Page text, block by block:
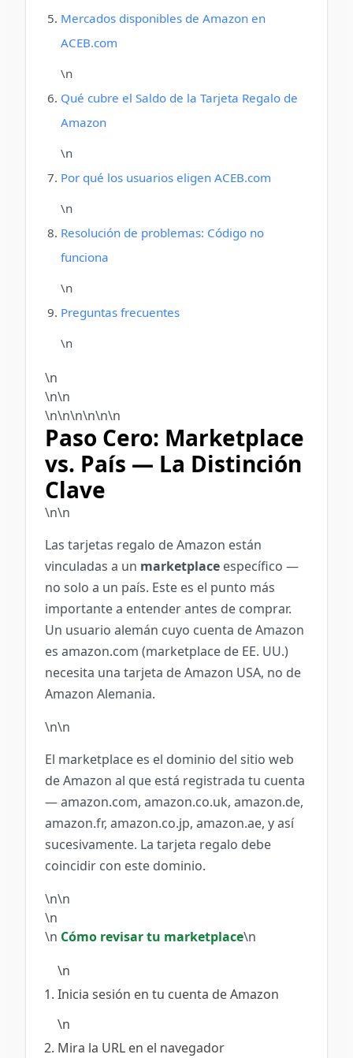
Mercados disponibles de Amazon en
ACEB.com
\n
Qué cubre el Saldo de la Tarjeta Regalo de
Amazon
\n
Por qué los usuarios eligen ACEB.com
\n
Resolución de problemas: Código no
funciona
\n
Preguntas frecuentes
\n
\n
\n\n
\n\n\n\n\n\n
Paso Cero: Marketplace
vs. País — La Distinción
Clave
\n\n
Las tarjetas regalo de Amazon están
vinculadas a un marketplace específico —
no solo a un país. Este es el punto más
importante a entender antes de comprar.
Un usuario alemán cuyo cuenta de Amazon
es amazon.com (marketplace de EE. UU.)
necesita una tarjeta de Amazon USA, no de
Amazon Alemania.
\n\n
El marketplace es el dominio del sitio web
de Amazon al que está registrada tu cuenta
— amazon.com, amazon.co.uk, amazon.de,
amazon.fr, amazon.co.jp, amazon.ae, y así
sucesivamente. La tarjeta regalo debe
coincidir con este dominio.
\n\n
\n
\n Cómo revisar tu marketplace\n
\n
Inicia sesión en tu cuenta de Amazon
\n
Mira la URL en el navegador